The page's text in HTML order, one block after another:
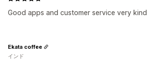
Good apps and customer service very kind
Ekata coffee
インド